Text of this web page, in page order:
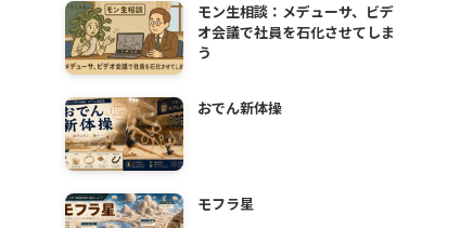
モン生相談：メデューサ、ビデ
オ会議で社員を石化させてしま
う
おでん新体操
モフラ星